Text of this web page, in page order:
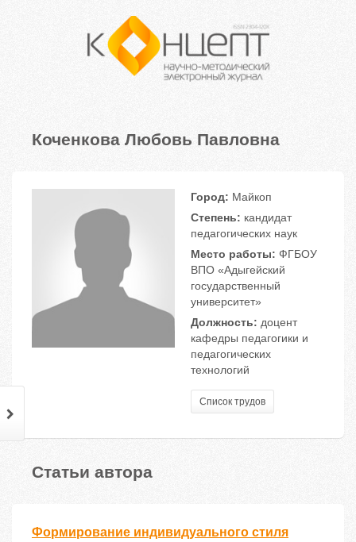
Коченкова Любовь Павловна
Город: Майкоп
Степень: кандидат
педагогических наук
Место работы: ФГБОУ
ВПО «Адыгейский
государственный
университет»
Должность: доцент
кафедры педагогики и
педагогических
технологий
Список трудов
Статьи автора
Формирование индивидуального стиля